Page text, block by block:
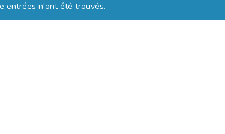
entrées n'ont été trouvés.